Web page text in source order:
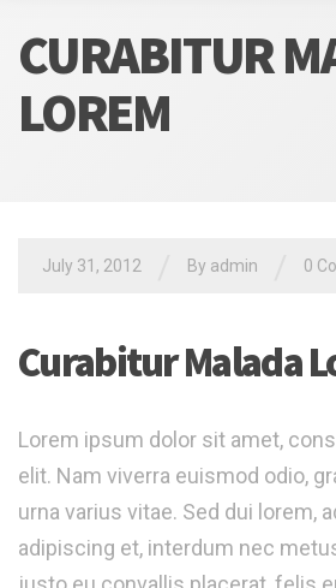
CURABITUR
LOREM
July 31, 2012 By admin 0
Curabitur Malada
Lorem ipsum dolor sit amet,
elit. Nam viverra euismod odio,
urna varius vitae. Sed dui lorem,
adipiscing et, interdum nec